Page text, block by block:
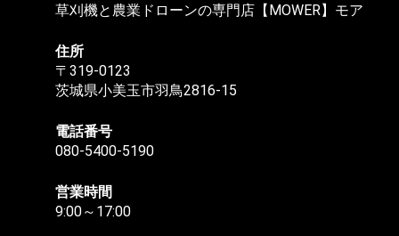
草刈機と農業ドローンの専門店【MOWER】モア
住所
〒319-0123
茨城県小美玉市羽鳥2816-15
電話番号
080-5400-5190
営業時間
9:00～17:00